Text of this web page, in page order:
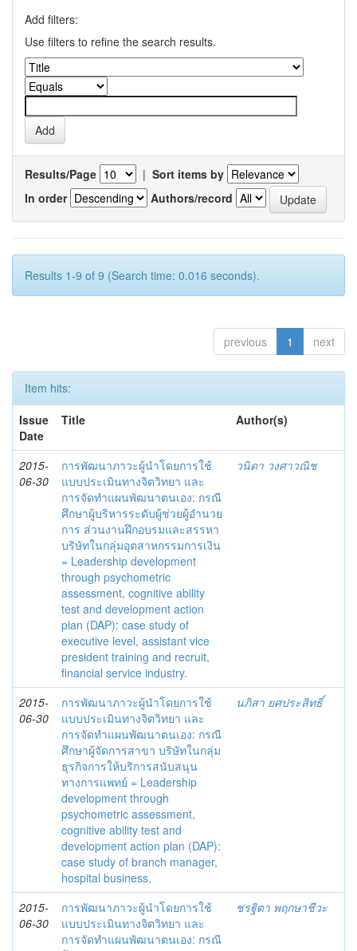
Add filters:
Use filters to refine the search results.
Results/Page | Sort items by
In order
Authors/record
Results 1-9 of 9 (Search time: 0.016 seconds).
previous 1 next
Item hits:
Issue
Date
Title Author(s)
2015-
06-30
การพัฒนาภาวะผู้นำโดยการใช้
แบบประเมินทางจิตวิทยา และ
การจัดทำแผนพัฒนาตนเอง: กรณี
ศึกษาผู้บริหารระดับผู้ช่วยผู้อำนวย
การ ส่วนงานฝึกอบรมและสรรหา
บริษัทในกลุ่มอุตสาหกรรมการเงิน
= Leadership development
through psychometric
assessment, cognitive ability
test and development action
plan (DAP): case study of
executive level, assistant vice
president training and recruit,
financial service industry.
วนิดา วงศาวณิช
2015-
06-30
การพัฒนาภาวะผู้นำโดยการใช้
แบบประเมินทางจิตวิทยา และ
การจัดทำแผนพัฒนาตนเอง: กรณี
ศึกษาผู้จัดการสาขา บริษัทในกลุ่ม
ธุรกิจการให้บริการสนับสนุน
ทางการแพทย์ = Leadership
development through
psychometric assessment,
cognitive ability test and
development action plan (DAP):
case study of branch manager,
hospital business.
นภิสา ยศประสิทธิ์
2015-
06-30
การพัฒนาภาวะผู้นำโดยการใช้
แบบประเมินทางจิตวิทยา และ
การจัดทำแผนพัฒนาตนเอง: กรณี
ชรฐิตา พฤกษาชีวะ